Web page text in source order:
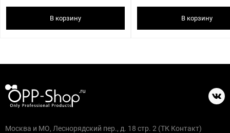
В корзину В корзину
Москва и МО, Леснорядский пер., д. 18 стр. 2 (ТК Контакт)